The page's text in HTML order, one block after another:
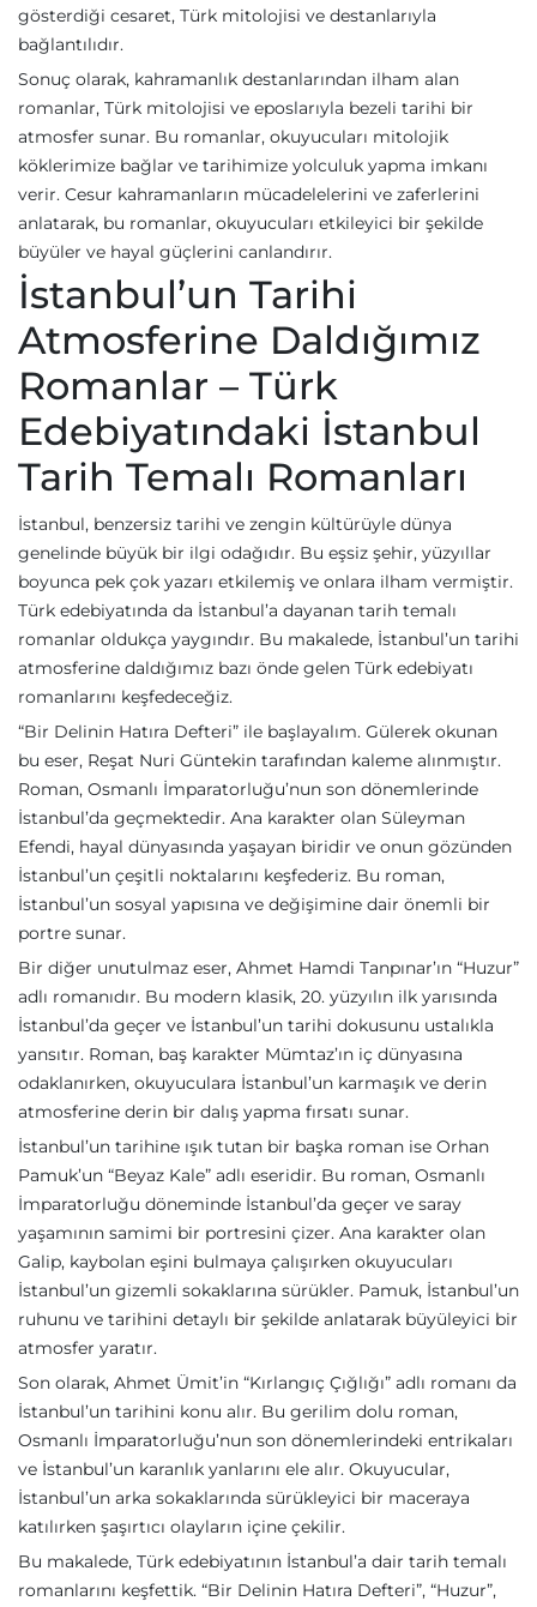
gösterdiği cesaret, Türk mitolojisi ve destanlarıyla
bağlantılıdır.
Sonuç olarak, kahramanlık destanlarından ilham alan
romanlar, Türk mitolojisi ve eposlarıyla bezeli tarihi bir
atmosfer sunar. Bu romanlar, okuyucuları mitolojik
köklerimize bağlar ve tarihimize yolculuk yapma imkanı
verir. Cesur kahramanların mücadelelerini ve zaferlerini
anlatarak, bu romanlar, okuyucuları etkileyici bir şekilde
büyüler ve hayal güçlerini canlandırır.
İstanbul’un Tarihi
Atmosferine Daldığımız
Romanlar – Türk
Edebiyatındaki İstanbul
Tarih Temalı Romanları
İstanbul, benzersiz tarihi ve zengin kültürüyle dünya
genelinde büyük bir ilgi odağıdır. Bu eşsiz şehir, yüzyıllar
boyunca pek çok yazarı etkilemiş ve onlara ilham vermiştir.
Türk edebiyatında da İstanbul’a dayanan tarih temalı
romanlar oldukça yaygındır. Bu makalede, İstanbul’un tarihi
atmosferine daldığımız bazı önde gelen Türk edebiyatı
romanlarını keşfedeceğiz.
“Bir Delinin Hatıra Defteri” ile başlayalım. Gülerek okunan
bu eser, Reşat Nuri Güntekin tarafından kaleme alınmıştır.
Roman, Osmanlı İmparatorluğu’nun son dönemlerinde
İstanbul’da geçmektedir. Ana karakter olan Süleyman
Efendi, hayal dünyasında yaşayan biridir ve onun gözünden
İstanbul’un çeşitli noktalarını keşfederiz. Bu roman,
İstanbul’un sosyal yapısına ve değişimine dair önemli bir
portre sunar.
Bir diğer unutulmaz eser, Ahmet Hamdi Tanpınar’ın “Huzur”
adlı romanıdır. Bu modern klasik, 20. yüzyılın ilk yarısında
İstanbul’da geçer ve İstanbul’un tarihi dokusunu ustalıkla
yansıtır. Roman, baş karakter Mümtaz’ın iç dünyasına
odaklanırken, okuyuculara İstanbul’un karmaşık ve derin
atmosferine derin bir dalış yapma fırsatı sunar.
İstanbul’un tarihine ışık tutan bir başka roman ise Orhan
Pamuk’un “Beyaz Kale” adlı eseridir. Bu roman, Osmanlı
İmparatorluğu döneminde İstanbul’da geçer ve saray
yaşamının samimi bir portresini çizer. Ana karakter olan
Galip, kaybolan eşini bulmaya çalışırken okuyucuları
İstanbul’un gizemli sokaklarına sürükler. Pamuk, İstanbul’un
ruhunu ve tarihini detaylı bir şekilde anlatarak büyüleyici bir
atmosfer yaratır.
Son olarak, Ahmet Ümit’in “Kırlangıç Çığlığı” adlı romanı da
İstanbul’un tarihini konu alır. Bu gerilim dolu roman,
Osmanlı İmparatorluğu’nun son dönemlerindeki entrikaları
ve İstanbul’un karanlık yanlarını ele alır. Okuyucular,
İstanbul’un arka sokaklarında sürükleyici bir maceraya
katılırken şaşırtıcı olayların içine çekilir.
Bu makalede, Türk edebiyatının İstanbul’a dair tarih temalı
romanlarını keşfettik. “Bir Delinin Hatıra Defteri”, “Huzur”,